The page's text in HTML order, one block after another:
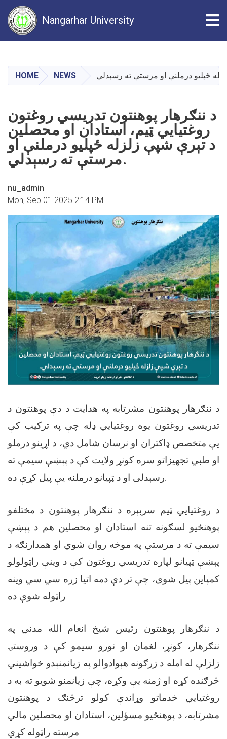
main
content
Nangarhar University
HOME NEWS
د ننګرهار پوهنتون تدریسي روغتون
روغتیايي ټیم، استادان او محصلین
د تېرې شپې زلزله ځپلیو درملنې او
مرستې ته رسېدلي.
nu_admin
Mon, Sep 01 2025 2:14 PM
د ننګرهار پوهنتون مشرتابه په هدایت د دې پوهنتون د
تدریسي روغتون یوه روغتيايي ډله چې په ترکیب کې
یې متخصص ډاکتران او نرسان شامل دي، د اړینو درملو
او طبي تجهیزاتو سره کونړ ولایت کې د پېښې سيمې ته
رسېدلی او د ټپیانو درملنه یې پیل کړې ده.
د روغتیايي ټیم سربېره د ننګرهار پوهنتون د مختلفو
پوهنځیو لسګونه تنه استادان او محصلین هم د پېښې
سيمې ته د مرستې په موخه روان شوي او همدارنګه د
پېښې ټپیانو لپاره تدریسي روغتون کې د وینې راټولولو
کمپاین پیل شوی، چې تر دې دمه اتیا زره سي سي وینه
راټوله شوې ده.
د ننګرهار پوهنتون رئیس شیخ انعام الله مدني په
ننګرهار، کونړ، لغمان او نورو سيمو کې د وروستۍ
زلزلې له امله د زرګونه هېوادوالو په زیانمنېدو خواشيني
څرګنده کړه او ژمنه یې وکړه، چې زیانمنو شویو ته به د
روغتیايي خدماتو وړاندې کولو ترڅنګ د پوهنتون
مشرتابه، د پوهنځیو مسؤلین، استادان او محصلین مالي
مرسته راټوله کړي.